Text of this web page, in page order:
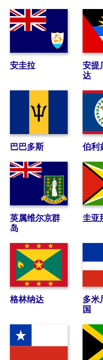
安圭拉
安提
达
巴巴多斯 伯利
英属维尔京群
岛
圭亚
格林纳达
多米
国